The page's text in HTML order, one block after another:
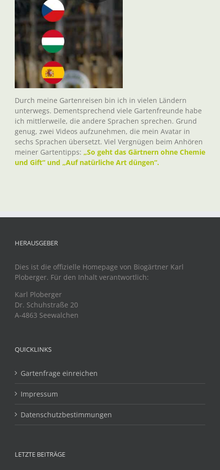
Durch meine Gartenreisen bin ich in vielen Ländern
unterwegs. Dementsprechend viele Gartenfreunde habe
ich mittlerweile, die andere Sprachen sprechen. Grund
genug, zwei Videos aufzunehmen, die mein Avatar in
sechs Sprachen übersetzt. Viel Vergnügen beim Anhören
meiner Gartentipps: „So geht das Gärtnern ohne Chemie
und Gift“ und „Auf natürliche Art düngen“.
HERAUSGEBER
Dies ist die offizielle Homepage von Biogärtner Karl
Ploberger. Für den Inhalt verantwortlich:
Karl Ploberger
Dr. Schuhstraße 20
A-4863 Seewalchen
QUICKLINKS
Gartenfrage einreichen
Impressum
Datenschutzbestimmungen
LETZTE BEITRÄGE